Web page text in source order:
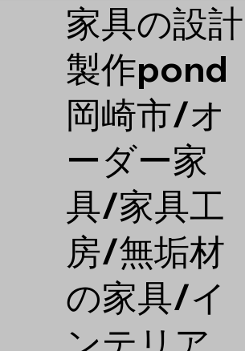
家具の設計
製作pond
​岡崎市/オ
ーダー家
具/家具工
房/無垢材
の家具/イ